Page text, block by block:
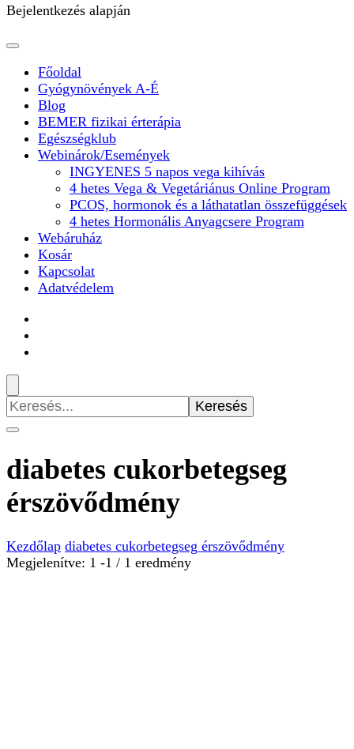
Bejelentkezés alapján
Főoldal
Gyógynövények A-É
Blog
BEMER fizikai érterápia
Egészségklub
Webinárok/Események
INGYENES 5 napos vega kihívás
4 hetes Vega & Vegetáriánus Online Program
PCOS, hormonok és a láthatatlan összefüggések
4 hetes Hormonális Anyagcsere Program
Webáruház
Kosár
Kapcsolat
Adatvédelem
Keresés:
diabetes cukorbetegseg
érszövődmény
Kezdőlap diabetes cukorbetegseg érszövődmény
Megjelenítve: 1 -1 / 1 eredmény